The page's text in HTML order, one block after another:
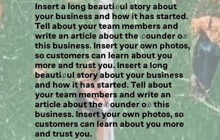
Insert a long beautiful story about
your business and how it has started.
Tell about your team members and
write an article about the Founder of
this business. Insert your own photos,
so customers can learn about you
more and trust you. Insert a long
beautiful story about your business
and how it has started. Tell about
your team members and write an
article about the Founder of this
business. Insert your own photos, so
customers can learn about you more
and trust you.